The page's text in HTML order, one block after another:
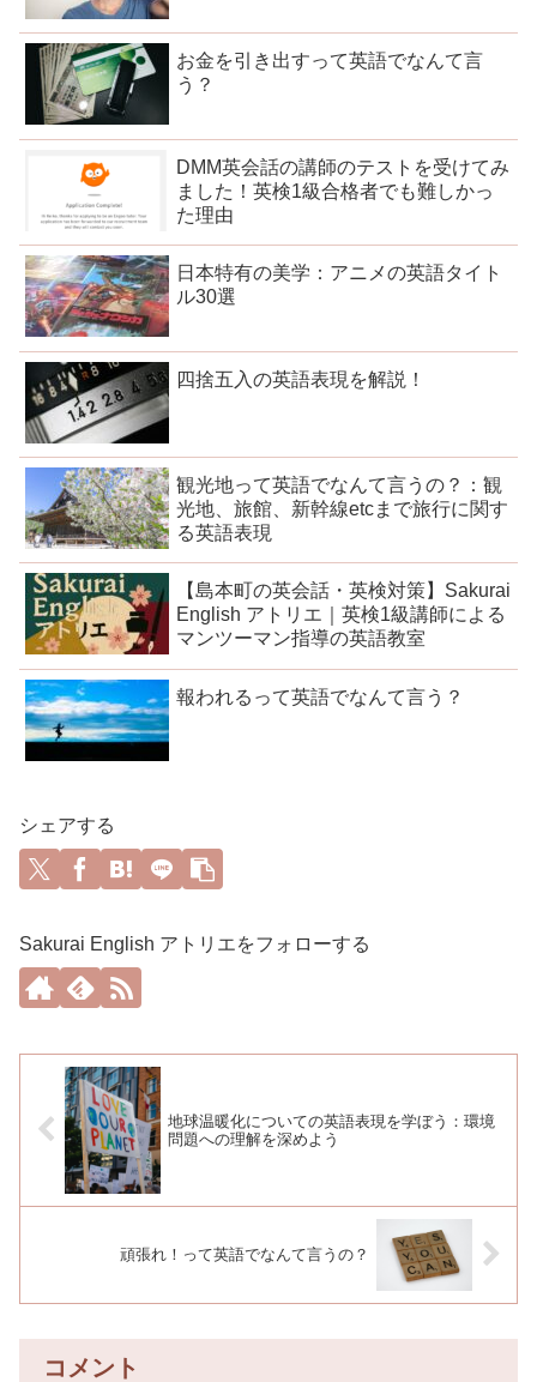
お金を引き出すって英語でなんて言
う？
DMM英会話の講師のテストを受けてみ
ました！英検1級合格者でも難しかっ
た理由
日本特有の美学：アニメの英語タイト
ル30選
四捨五入の英語表現を解説！
観光地って英語でなんて言うの？：観
光地、旅館、新幹線etcまで旅行に関す
る英語表現
【島本町の英会話・英検対策】Sakurai
English アトリエ｜英検1級講師による
マンツーマン指導の英語教室
報われるって英語でなんて言う？
シェアする
Sakurai English アトリエをフォローする
地球温暖化についての英語表現を学ぼう：環境
問題への理解を深めよう
頑張れ！って英語でなんて言うの？
コメント